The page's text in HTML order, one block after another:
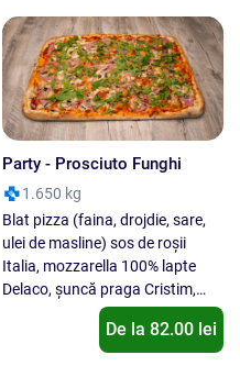
Party - Prosciuto Funghi
1.650 kg
Blat pizza (faina, drojdie, sare,
ulei de masline) sos de roșii
Italia, mozzarella 100% lapte
Delaco, șuncă praga Cristim,
ciuperci, parmezan, busuioc. Nu
se inlocuieste un ingredient cu
De la 82.00 lei